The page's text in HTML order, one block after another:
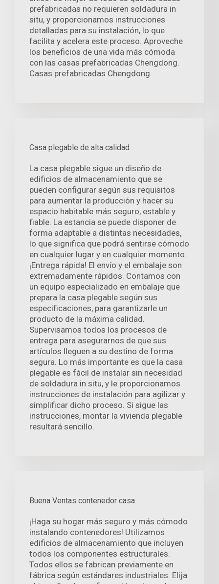
prefabricadas no requieren soldadura in
situ, y proporcionamos instrucciones
detalladas para su instalación, lo que
facilita y acelera este proceso. Aproveche
los beneficios de una vida más cómoda
con las casas prefabricadas Chengdong.
Casas prefabricadas Chengdong.
Casa plegable de alta calidad
La casa plegable sigue un diseño de
edificios de almacenamiento que se
pueden configurar según sus requisitos
para aumentar la producción y hacer su
espacio habitable más seguro, estable y
fiable. La estancia se puede disponer de
forma adaptable a distintas necesidades,
lo que significa que podrá sentirse cómodo
en cualquier lugar y en cualquier momento.
¡Entrega rápida! El envío y el embalaje son
extremadamente rápidos. Contamos con
un equipo especializado en embalaje que
prepara la casa plegable según sus
especificaciones, para garantizarle un
producto de la máxima calidad.
Supervisamos todos los procesos de
entrega para asegurarnos de que sus
artículos lleguen a su destino de forma
segura. Lo más importante es que la casa
plegable es fácil de instalar sin necesidad
de soldadura in situ, y le proporcionamos
instrucciones de instalación para agilizar y
simplificar dicho proceso. Si sigue las
instrucciones, montar la vivienda plegable
resultará sencillo.
Buena Ventas contenedor casa
¡Haga su hogar más seguro y más cómodo
instalando contenedores! Utilizamos
edificios de almacenamiento que incluyen
todos los componentes estructurales.
Todos ellos se fabrican previamente en
fábrica según estándares industriales. Elija